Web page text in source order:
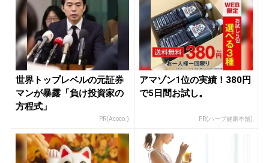
世界トップレベルの元証券
マンが暴露「負け投資家の
方程式」
PR(Acoco.)
アマゾン1位の実績！380円
で5日間お試し。
PR(ハーブ健康本舗)